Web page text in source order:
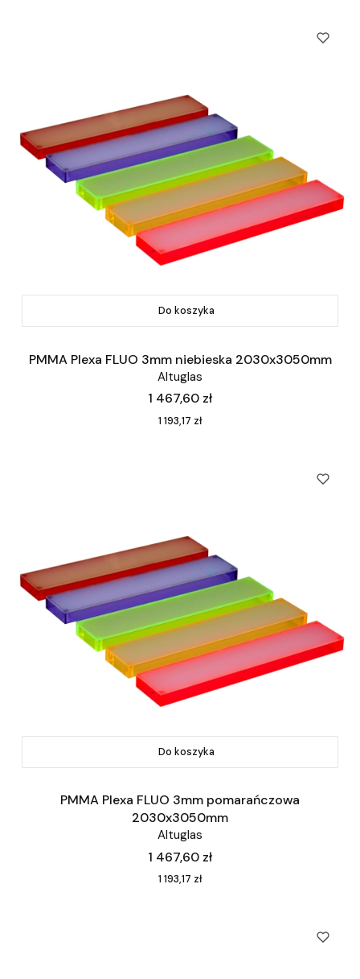
Do koszyka
PMMA Plexa FLUO 3mm niebieska 2030x3050mm
Altuglas
Cena
1 467,60 zł
Cena
1 193,17 zł
Do koszyka
PMMA Plexa FLUO 3mm pomarańczowa
2030x3050mm
Altuglas
Cena
1 467,60 zł
Cena
1 193,17 zł